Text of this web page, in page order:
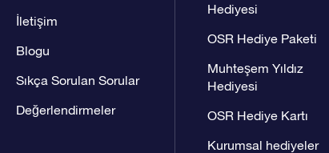
İletişim
Blogu
Sıkça Sorulan Sorular
Değerlendirmeler
Hediyesi
OSR Hediye Paketi
Muhteşem Yıldız
Hediyesi
OSR Hediye Kartı
Kurumsal hediyeler